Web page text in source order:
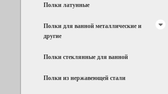
Полки латунные
Полки для ванной металлические и
другие
Полки стеклянные для ванной
Полки из нержавеющей стали